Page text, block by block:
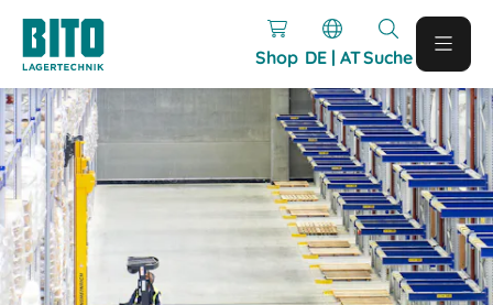
Shop DE | ATSuche